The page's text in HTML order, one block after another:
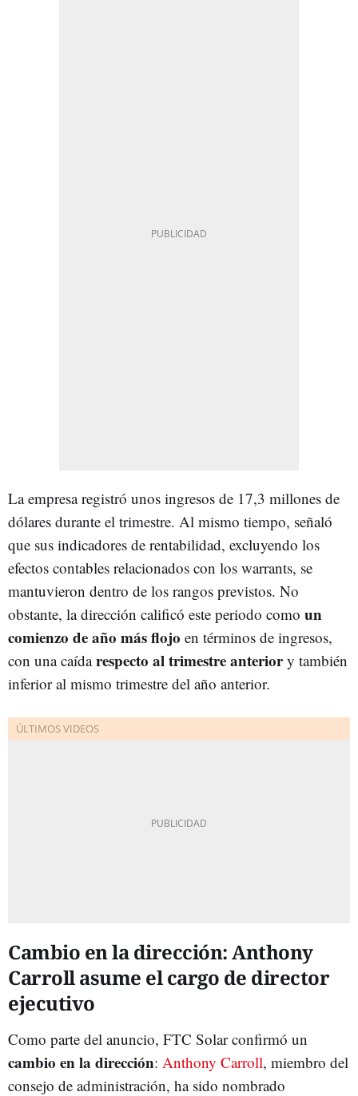
La empresa registró unos ingresos de 17,3 millones de
dólares durante el trimestre. Al mismo tiempo, señaló
que sus indicadores de rentabilidad, excluyendo los
efectos contables relacionados con los warrants, se
mantuvieron dentro de los rangos previstos. No
obstante, la dirección calificó este periodo como un
comienzo de año más flojo en términos de ingresos,
con una caídarespecto al trimestre anteriory también
inferior al mismo trimestre del año anterior.
Cambio en la dirección: Anthony
Carroll asume el cargo de director
ejecutivo
Como parte del anuncio, FTC Solar confirmó un
cambio en la dirección: Anthony Carroll, miembro del
consejo de administración, ha sido nombrado